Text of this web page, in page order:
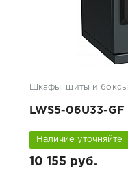
Шкафы, щиты и боксы
LWS5-06U33-GF
Наличие уточняйте
10 155 руб.